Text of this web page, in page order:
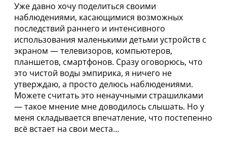
Уже давно хочу поделиться своими
наблюдениями, касающимися возможных
последствий раннего и интенсивного
использования маленькими детьми устройств с
экраном — телевизоров, компьютеров,
планшетов, смартфонов. Сразу оговорюсь, что
это чистой воды эмпирика, я ничего не
утверждаю, а просто делюсь наблюдениями.
Можете считать это ненаучными страшилками
— такое мнение мне доводилось слышать. Но у
меня складывается впечатление, что постепенно
всё встает на свои места…